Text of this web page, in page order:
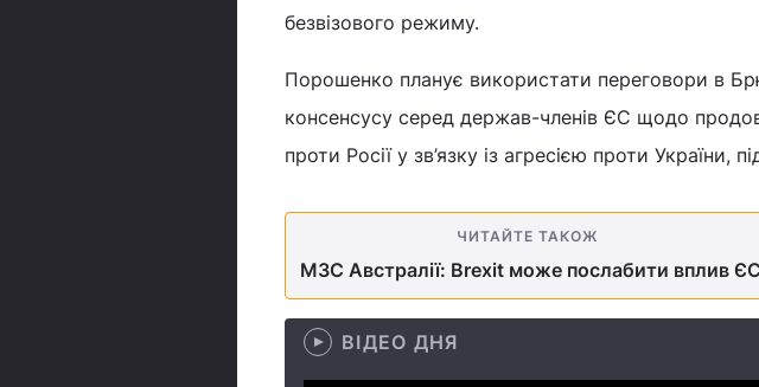
безвізового режиму.
Порошенко планує використати переговори в
консенсусу серед держав-членів ЄС щодо
проти Росії у зв’язку із агресією проти України,
ЧИТАЙТЕ ТАКОЖ
МЗС Австралії: Brexit може послабити вплив ЄС
ВІДЕО ДНЯ